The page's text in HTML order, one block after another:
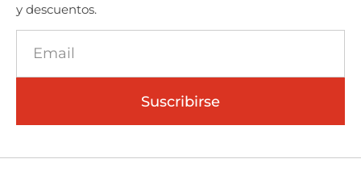
y descuentos.
Suscribirse